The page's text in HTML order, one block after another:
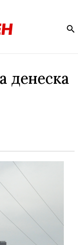
денеска